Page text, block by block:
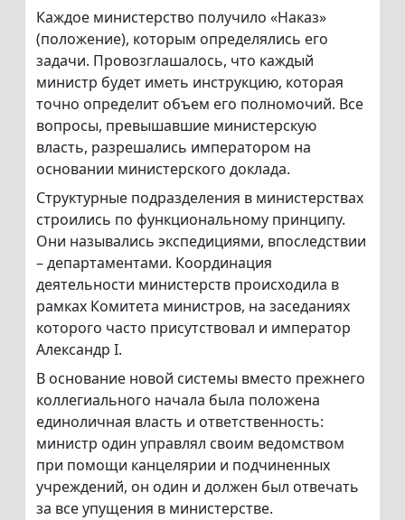
Каждое министерство получило «Наказ»
(положение), которым определялись его
задачи. Провозглашалось, что каждый
министр будет иметь инструкцию, которая
точно определит объем его полномочий. Все
вопросы, превышавшие министерскую
власть, разрешались императором на
основании министерского доклада.
Структурные подразделения в министерствах
строились по функциональному принципу.
Они назывались экспедициями, впоследствии
– департаментами. Координация
деятельности министерств происходила в
рамках Комитета министров, на заседаниях
которого часто присутствовал и император
Александр I.
В основание новой системы вместо прежнего
коллегиального начала была положена
единоличная власть и ответственность:
министр один управлял своим ведомством
при помощи канцелярии и подчиненных
учреждений, он один и должен был отвечать
за все упущения в министерстве.